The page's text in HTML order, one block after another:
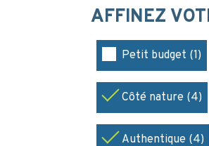
AFFINEZ
Petit budget (1)
Côté nature (4)
Authentique (4)